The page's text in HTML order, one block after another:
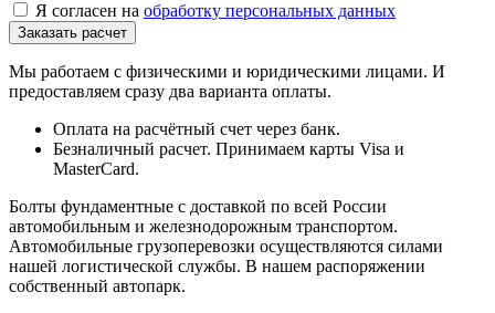
Я согласен на обработку персональных данных
Мы работаем с физическими и юридическими лицами. И
предоставляем сразу два варианта оплаты.
Оплата на расчётный счет через банк.
Безналичный расчет. Принимаем карты Visa и
MasterCard.
Болты фундаментные с доставкой по всей России
автомобильным и железнодорожным транспортом.
Автомобильные грузоперевозки осуществляются силами
нашей логистической службы. В нашем распоряжении
собственный автопарк.